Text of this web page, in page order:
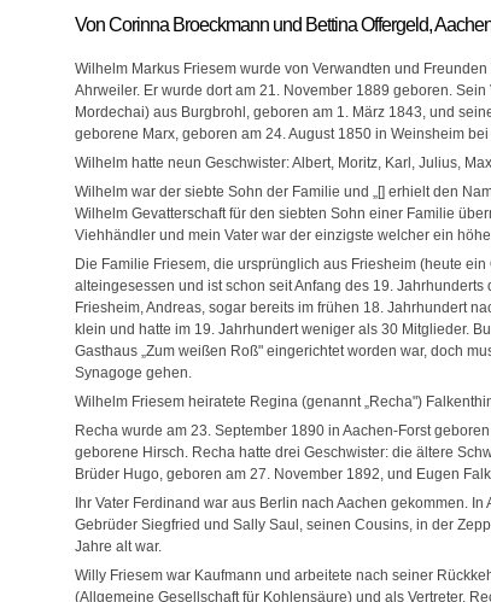
Von Corinna Broeckmann und Bettina Offergeld,
Wilhelm Markus Friesem wurde von Verwandten und
Ahrweiler. Er wurde dort am 21. November 1889 geboren.
Mordechai) aus Burgbrohl, geboren am 1. März 1843, und
geborene Marx, geboren am 24. August 1850 in Weinsheim
Wilhelm hatte neun Geschwister: Albert, Moritz, Karl, Julius,
Wilhelm war der siebte Sohn der Familie und „[] erhielt den
Wilhelm Gevatterschaft für den siebten Sohn einer Familie
Viehhändler und mein Vater war der einzigste welcher ein
Die Familie Friesem, die ursprünglich aus Friesheim (heute ein
alteingesessen und ist schon seit Anfang des 19.
Friesheim, Andreas, sogar bereits im frühen 18. Jahrhundert
klein und hatte im 19. Jahrhundert weniger als 30 Mitglieder.
Gasthaus „Zum weißen Roß" eingerichtet worden war, doch
Synagoge gehen.
Wilhelm Friesem heiratete Regina (genannt „Recha")
Recha wurde am 23. September 1890 in Aachen-Forst
geborene Hirsch. Recha hatte drei Geschwister: die ältere
Brüder Hugo, geboren am 27. November 1892, und Eugen
Ihr Vater Ferdinand war aus Berlin nach Aachen gekommen.
Gebrüder Siegfried und Sally Saul, seinen Cousins, in der
Jahre alt war.
Willy Friesem war Kaufmann und arbeitete nach seiner
(Allgemeine Gesellschaft für Kohlensäure) und als Vertreter.